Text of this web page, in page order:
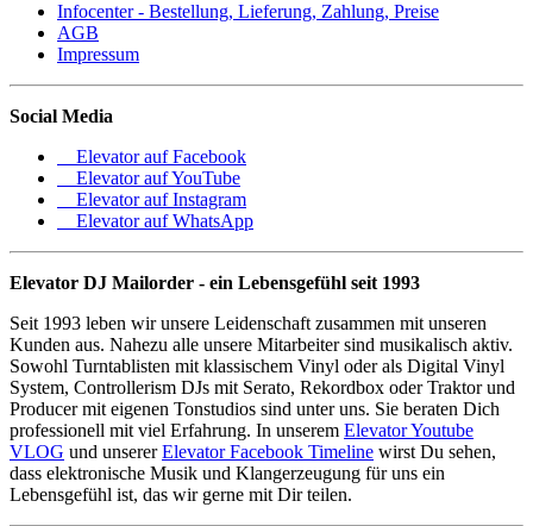
Infocenter - Bestellung, Lieferung, Zahlung, Preise
AGB
Impressum
Social Media
Elevator auf Facebook
Elevator auf YouTube
Elevator auf Instagram
Elevator auf WhatsApp
Elevator DJ Mailorder - ein Lebensgefühl seit 1993
Seit 1993 leben wir unsere Leidenschaft zusammen mit unseren
Kunden aus. Nahezu alle unsere Mitarbeiter sind musikalisch aktiv.
Sowohl Turntablisten mit klassischem Vinyl oder als Digital Vinyl
System, Controllerism DJs mit Serato, Rekordbox oder Traktor und
Producer mit eigenen Tonstudios sind unter uns. Sie beraten Dich
professionell mit viel Erfahrung. In unserem Elevator Youtube
VLOG und unsererElevator Facebook Timeline wirst Du sehen,
dass elektronische Musik und Klangerzeugung für uns ein
Lebensgefühl ist, das wir gerne mit Dir teilen.